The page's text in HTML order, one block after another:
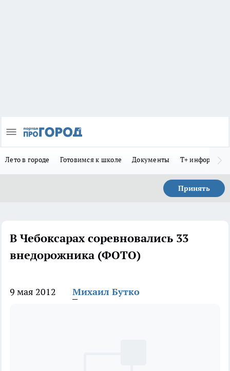
Лето в городе Готовимся к школе Документы Т+
Принять
В Чебоксарах соревновались 33
внедорожника (ФОТО)
9 мая 2012 Михаил Бутко